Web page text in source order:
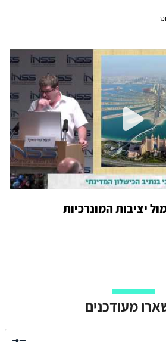
יציבות המונרכיות
מעודכנים